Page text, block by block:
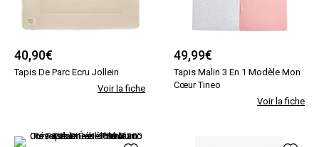
40,90€
Tapis De Parc Ecru Jollein
Voir la fiche
49,99€
Tapis Malin 3 En 1 Modèle Mon
Cœur Tineo
Voir la fiche